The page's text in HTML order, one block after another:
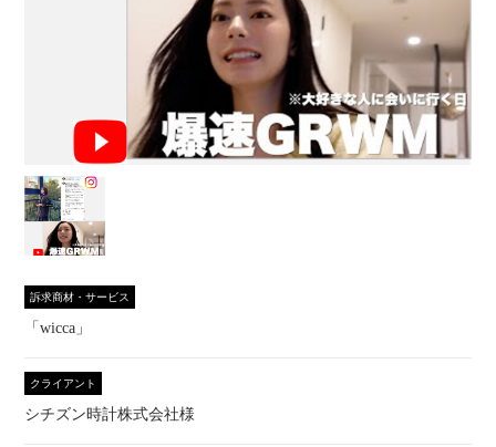
訴求商材・サービス
「wicca」
クライアント
シチズン時計株式会社様